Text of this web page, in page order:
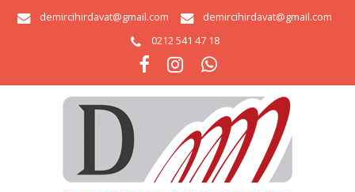
demircihirdavat@gmail.com
demircihirdavat@gmail.com
0212 541 47 18